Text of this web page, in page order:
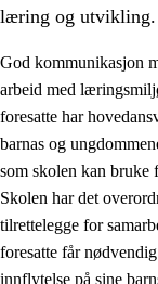
3. Prinsipper
3.1 Et
læring og utvikling.
God kommunikasjon
arbeid med
foresatte har
barnas og
som skolen kan
Skolen har det
tilrettelegge for
foresatte får
innflytelse på sine